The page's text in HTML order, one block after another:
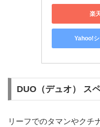
楽
Yahoo!
DUO（デュオ） ス
リーフでのタマンやクチ